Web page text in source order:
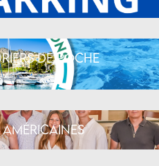
de poche